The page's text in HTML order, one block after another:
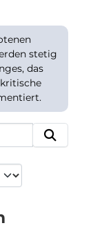
stetig
das